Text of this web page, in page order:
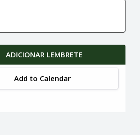
ADICIONAR LEMBRETE
Add to Calendar